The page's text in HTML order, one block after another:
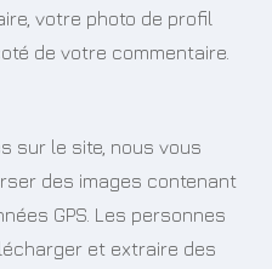
votre photo de profil
de votre commentaire.
sur le site, nous vous
des images contenant
GPS. Les personnes
et extraire des